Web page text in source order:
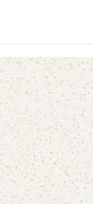
и
Акрилика
поддонов,